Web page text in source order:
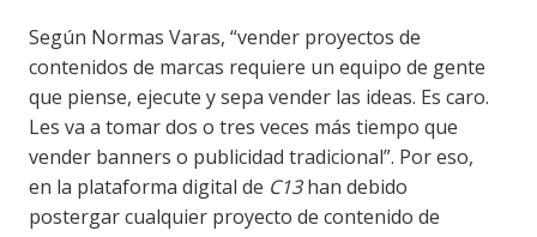
Según Normas Varas, “vender proyectos de
contenidos de marcas requiere un equipo de gente
que piense, ejecute y sepa vender las ideas. Es caro.
Les va a tomar dos o tres veces más tiempo que
vender banners o publicidad tradicional”. Por eso,
en la plataforma digital de C13han debido
postergar cualquier proyecto de contenido de